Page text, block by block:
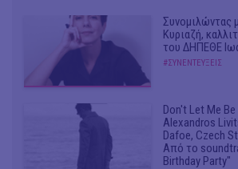
Συνομιλώντας
Κυριαζή,
του ΔΗΠΕΘΕ
#ΣΥΝΕΝΤΕΥΞΕΙΣ
Don't Let Me
Alexandros
Dafoe, Czech
Από το
Birthday Party"